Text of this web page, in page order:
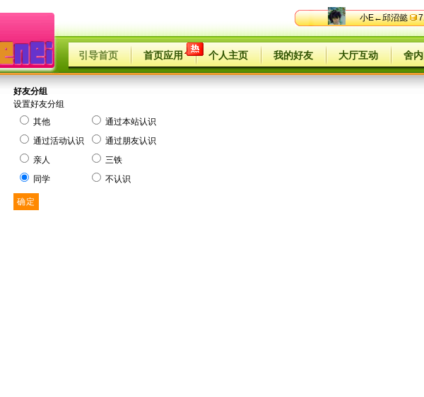
小E←邱沼懿
引导首页 首页应用 个人主页 我的好友 大厅互动 舍
好友分组
设置好友分组
其他
通过本站认识
通过活动认识
通过朋友认识
亲人
三铁
同学
不认识
确定